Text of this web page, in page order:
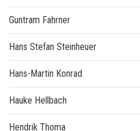
Guntram Fahrner
Hans Stefan Steinheuer
Hans-Martin Konrad
Hauke Hellbach
Hendrik Thoma